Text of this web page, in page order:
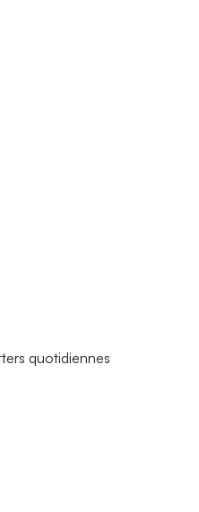
quotidiennes